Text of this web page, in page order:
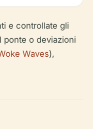
e controllate gli
ponte o deviazioni
Waves),